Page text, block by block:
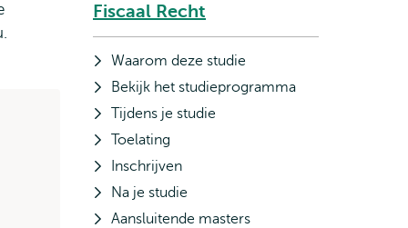
Subnavigatie
Fiscaal Recht
Waarom deze studie
Bekijk het studieprogramma
Tijdens je studie
Toelating
Inschrijven
Na je studie
Aansluitende masters